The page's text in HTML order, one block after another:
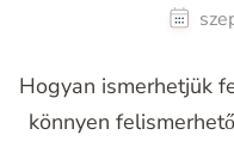
Hogyan ismerhetjük
könnyen